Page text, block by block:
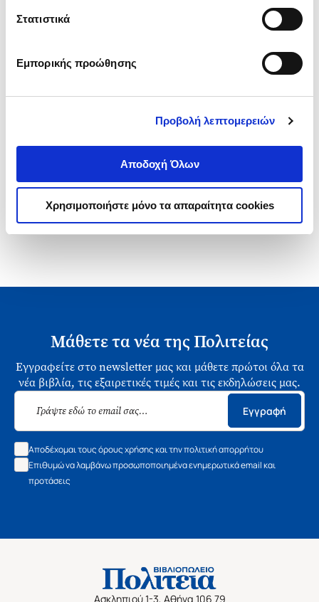
Στατιστικά
Εμπορικής προώθησης
Προβολή λεπτομερειών
Αποδοχή Όλων
Χρησιμοποιήστε μόνο τα απαραίτητα cookies
1-1 από 1 προϊόντα
Μάθετε τα νέα της Πολιτείας
Εγγραφείτε στο newsletter μας και μάθετε πρώτοι όλα τα
νέα βιβλία, τις εξαιρετικές τιμές και τις εκδηλώσεις μας.
Εγγραφή
Αποδέχομαι τους όρους χρήσης και την πολιτική απορρήτου
Επιθυμώ να λαμβάνω προσωποποιημένα ενημερωτικά email και
προτάσεις
Ασκληπιού 1-3, Αθήνα 106 79